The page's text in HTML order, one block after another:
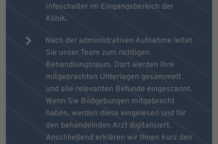
Infoschalter im Eingangsbereich der
Klinik.
Nach der administrativen Aufnahme leitet
Sie unser Team zum richtigen
Behandlungsraum. Dort werden Ihre
mitgebrachten Unterlagen gesammelt
und alle relevanten Befunde eingescannt.
Wenn Sie Bildgebungen mitgebracht
haben, werden diese eingelesen und für
den behandelnden Arzt digitalisiert.
Anschließend erklären wir Ihnen kurz den